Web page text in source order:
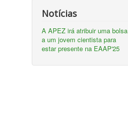
Notícias
A APEZ irá atribuir uma bolsa
a um jovem cientista para
estar presente na EAAP'25